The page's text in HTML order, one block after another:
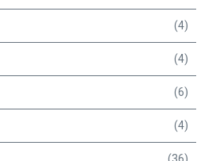
(4)
(4)
(6)
(4)